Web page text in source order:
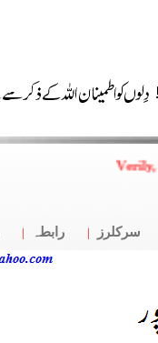
سرکلرز رابطہ